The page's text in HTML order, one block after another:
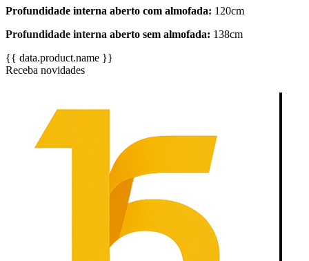
Profundidade interna aberto com almofada: 120cm
Profundidade interna aberto sem almofada: 138cm
{{ data.product.name }}
Receba novidades